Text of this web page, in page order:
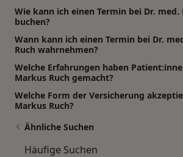
Wie kann ich einen Termin bei Dr. med.
buchen?
Wann kann ich einen Termin bei Dr.
Ruch wahrnehmen?
Welche Erfahrungen haben
Markus Ruch gemacht?
Welche Form der Versicherung
Markus Ruch?
Ähnliche Suchen
Häufige Suchen